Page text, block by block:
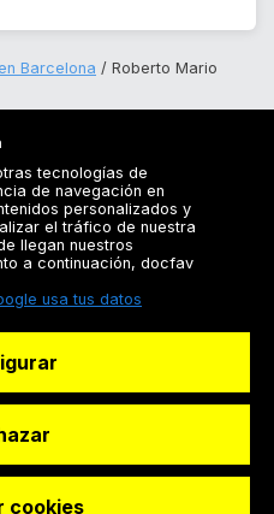
Barcelona
Roberto Mario
tecnologías de
de navegación en
personalizados y
el tráfico de nuestra
llegan nuestros
a continuación, docfav
usa tus datos
cookies